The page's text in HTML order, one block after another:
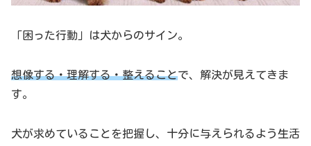
「困った行動」は犬からのサイン。
想像する・理解する・整えることで、解決が見えてきま
す。
犬が求めていることを把握し、十分に与えられるよう生活